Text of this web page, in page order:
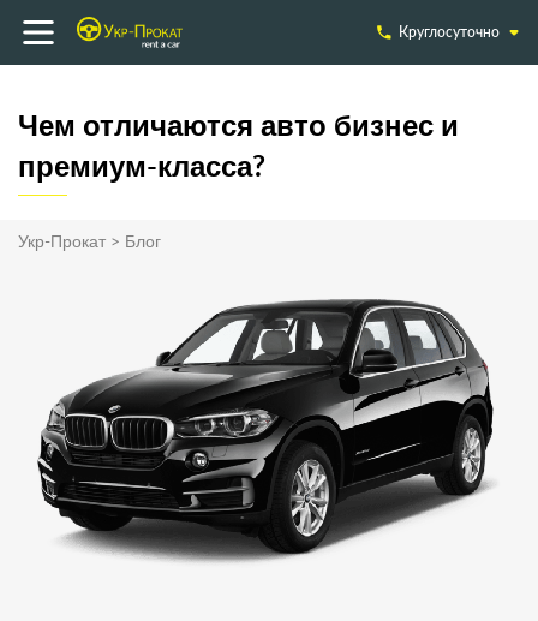
Круглосуточно
Чем отличаются авто бизнес и
премиум-класса?
Укр-Прокат > Блог